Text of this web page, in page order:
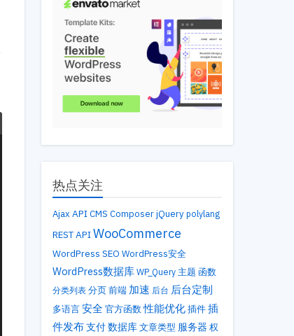
热点关注
Ajax API CMS Composer jQuery polylang
REST APIWooCommerce
WordPress SEO WordPress安全
WordPress数据库 WP_Query 主题 函数
分类列表 分页 前端 加速 后台 后台定制
多语言 安全 官方函数性能优化 插件 插
件发布支付数据库 文章类型 服务器 权